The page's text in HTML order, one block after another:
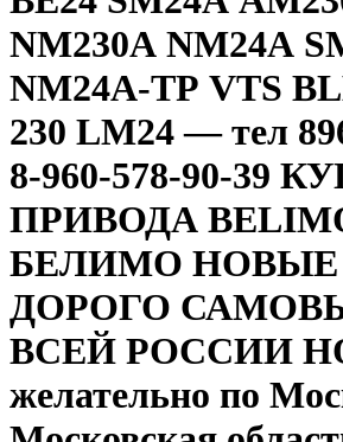
NМ230А NМ24А
NМ24А-ТР VТS
230 LМ24 — тел
8-960-578-90-39
ПРИВОДА
БЕЛИМО НОВЫЕ
ДОРОГО
ВСЕЙ РОССИИ
желательно по